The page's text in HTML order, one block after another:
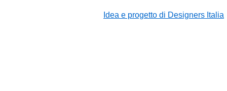
Idea e progetto di Designers Italia